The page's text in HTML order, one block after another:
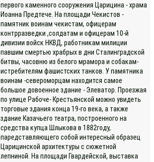
первого каменного сооружения Царицина - храма
Иоанна Предтече. На площади Чекистов -
памятник воинам чекистам, офицерам
контрразведки ,солдатам и офицерам 10-й
дивизии войск НКВД, работникам милиции
павшим смертью храбрых в дни Сталинградской
битвы, часовню из белого мрамора и собакам-
истребителям фашистских танков. У памятника
воинам -североморцам находится самое
большое довоенное здание - Элеватор. Проезжая
по улице Рабоче- Крестьянской можно увидеть
торговые здания конца 19-го века, а также
здание Казачьего театра, построенного на
средства купца Шлыкова в 1882году,
паредставляющего собой интересный образец
Царицинской архитектуры с сюжетной
лепниной. На площади Гвардейской, выставка